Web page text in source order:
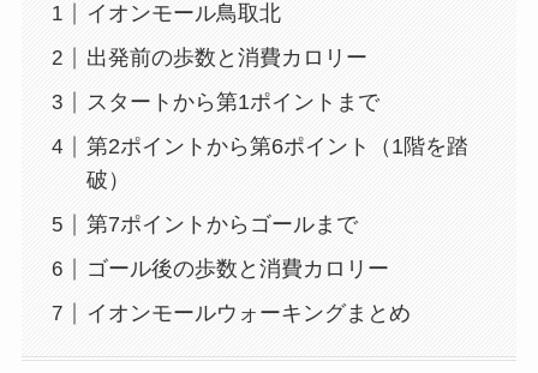
イオンモール鳥取北
出発前の歩数と消費カロリー
スタートから第1ポイントまで
第2ポイントから第6ポイント（1階を踏
破）
第7ポイントからゴールまで
ゴール後の歩数と消費カロリー
イオンモールウォーキングまとめ